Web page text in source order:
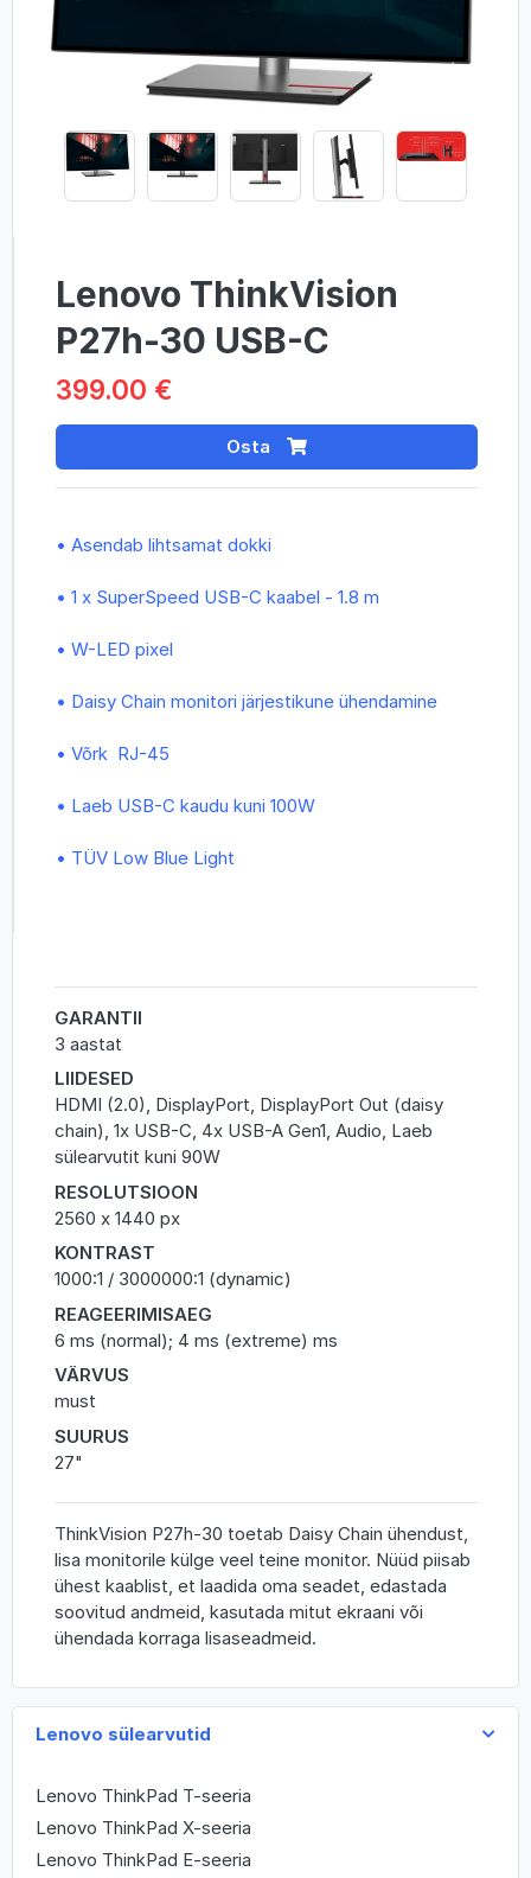
Lenovo sülearvutid
Lenovo ThinkPad T-seeria
Lenovo ThinkPad X-seeria
Lenovo ThinkPad E-seeria
Lenovo ThinkVision
P27h-30 USB-C
399.00 €
Osta
• Asendab lihtsamat dokki
• 1 x SuperSpeed USB-C kaabel - 1.8 m
• W-LED pixel
• Daisy Chain monitori järjestikune ühendamine
• Võrk RJ-45
• Laeb USB-C kaudu kuni 100W
• TÜV Low Blue Light
GARANTII
3 aastat
LIIDESED
HDMI (2.0), DisplayPort, DisplayPort Out (daisy
chain), 1x USB-C, 4x USB-A Gen1, Audio, Laeb
sülearvutit kuni 90W
RESOLUTSIOON
2560 x 1440 px
KONTRAST
1000:1 / 3000000:1 (dynamic)
REAGEERIMISAEG
6 ms (normal); 4 ms (extreme) ms
VÄRVUS
must
SUURUS
27"
ThinkVision P27h-30 toetab Daisy Chain ühendust,
lisa monitorile külge veel teine monitor. Nüüd piisab
ühest kaablist, et laadida oma seadet, edastada
soovitud andmeid, kasutada mitut ekraani või
ühendada korraga lisaseadmeid.